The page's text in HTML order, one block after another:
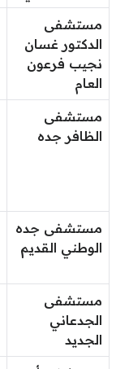
مستشفى
الدكتور غسان
نجيب فرعون
العام
مستشفى
الظافر جده
مستشفى جده
الوطني القديم
مستشفى
الجدعاني
الجديد